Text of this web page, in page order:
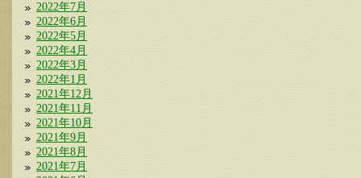
2022年7月
2022年6月
2022年5月
2022年4月
2022年3月
2022年1月
2021年12月
2021年11月
2021年10月
2021年9月
2021年8月
2021年7月